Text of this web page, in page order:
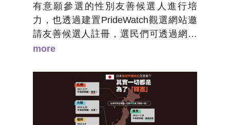
有意願參選的性別友善候選人進行培
力，也透過建置PrideWatch觀選網站邀
請友善候選人註冊，選民們可透過網站
檢視候選人的言行與政見。選舉結束
較四年前的62位有一定成長。
more